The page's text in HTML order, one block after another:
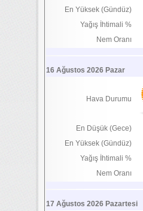
En Yüksek (Gündüz)
Yağış İhtimali %
Nem Oranı
16 Ağustos 2026 Pazar
Hava Durumu
En Düşük (Gece)
En Yüksek (Gündüz)
Yağış İhtimali %
Nem Oranı
17 Ağustos 2026 Pazartesi